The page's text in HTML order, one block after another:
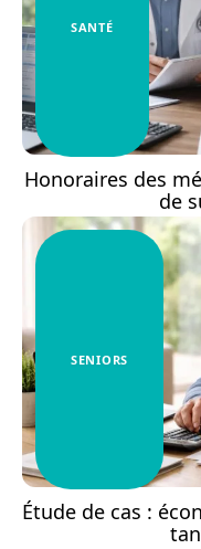
SANTÉ
Honoraires des
de
SENIORS
Étude de cas :